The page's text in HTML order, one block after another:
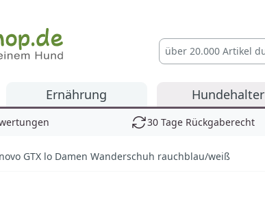
Ernährung Hundehalter
30 Tage Rückgaberecht
GTX lo Damen Wanderschuh rauchblau/weiß